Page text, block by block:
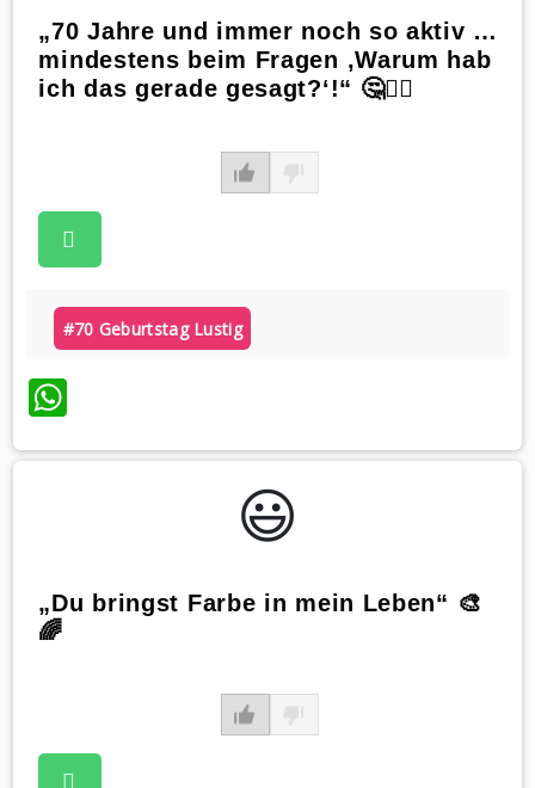
„70 Jahre und immer noch so aktiv …
mindestens beim Fragen ‚Warum hab
ich das gerade gesagt?‘!“ 🤔💁‍♀️
#70 Geburtstag Lustig
WhatsApp
😃️
„Du bringst Farbe in mein Leben“ 🎨
🌈